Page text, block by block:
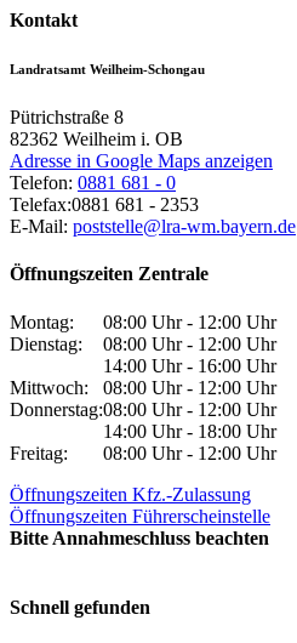
Kontakt
Landratsamt Weilheim-Schongau
Pütrichstraße 8
82362 Weilheim i. OB
Adresse in Google Maps anzeigen
Telefon: 0881 681 - 0
Telefax:0881 681 - 2353
E-Mail: poststelle@lra-wm.bayern.de
Öffnungszeiten Zentrale
Montag:
08:00 Uhr - 12:00 Uhr
Dienstag:
08:00 Uhr - 12:00 Uhr
14:00 Uhr - 16:00 Uhr
Mittwoch:
08:00 Uhr - 12:00 Uhr
Donnerstag:08:00 Uhr - 12:00 Uhr
14:00 Uhr - 18:00 Uhr
Freitag:
08:00 Uhr - 12:00 Uhr
Öffnungszeiten Kfz.-Zulassung
Öffnungszeiten Führerscheinstelle
Bitte Annahmeschluss beachten
Schnell gefunden